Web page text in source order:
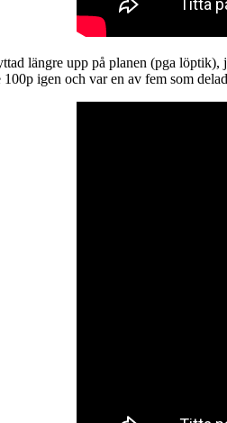
längre upp på planen (pga
igen och var en av fem som